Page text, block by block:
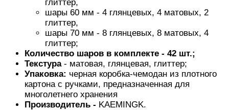
глиттер,
шары 60 мм - 4 глянцевых, 4 матовых, 2
глиттер,
шары 70 мм - 8 глянцевых, 8 матовых, 4
глиттер;
Количество шаров в комплекте - 42 шт.;
Текстура - матовая, глянцевая, глиттер;
Упаковка: черная коробка-чемодан из плотного
картона с ручками, предназначенная для
многолетнего хранения
Производитель - KAEMINGK.